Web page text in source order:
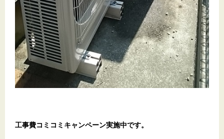
工事費コミコミキャンペーン実施中です。